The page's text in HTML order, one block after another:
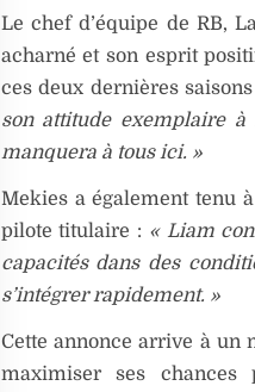
Le chef d’équipe de RB,
acharné et son esprit
ces deux dernières saisons
son attitude exemplaire
manquera à tous ici. »
Mekies a également tenu
pilote titulaire : « Liam
capacités dans des
s’intégrer rapidement. »
Cette annonce arrive à un
maximiser ses